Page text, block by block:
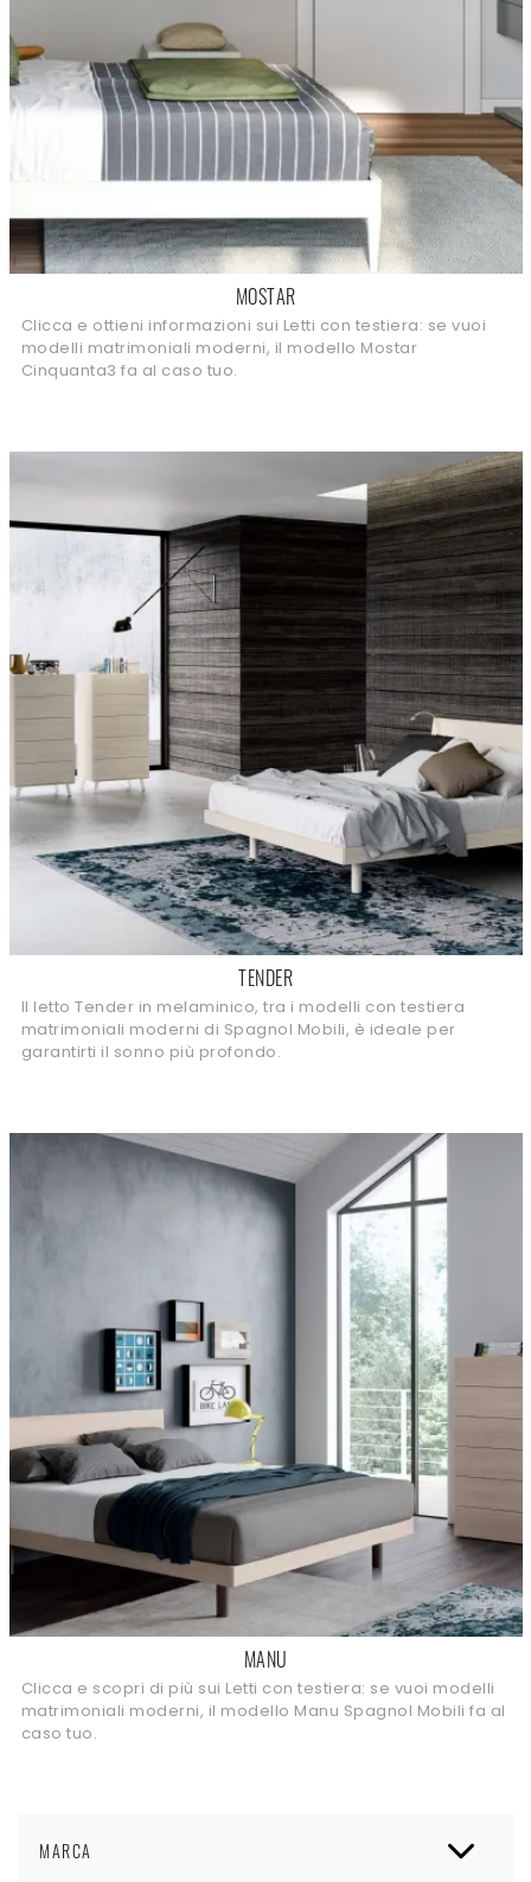
MARCA
MOSTAR
Clicca e ottieni informazioni sui Letti con testiera: se vuoi
modelli matrimoniali moderni, il modello Mostar
Cinquanta3 fa al caso tuo.
TENDER
Il letto Tender in melaminico, tra i modelli con testiera
matrimoniali moderni di Spagnol Mobili, è ideale per
garantirti il sonno più profondo.
MANU
Clicca e scopri di più sui Letti con testiera: se vuoi modelli
matrimoniali moderni, il modello Manu Spagnol Mobili fa al
caso tuo.